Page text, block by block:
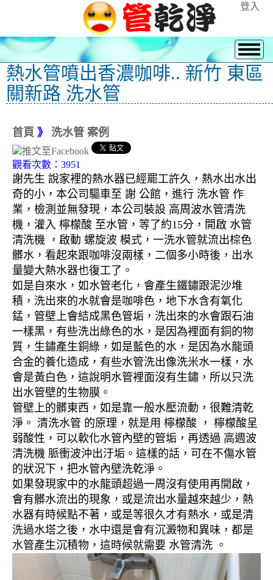
登入
熱水管噴出香濃咖啡.. 新竹 東區
關新路 洗水管
首頁 》 洗水管 案例
觀看次數：3951
謝先生 說家裡的熱水器已經罷工許久，熱水出水出
奇的小，本公司驅車至 謝 公館，進行 洗水管 作
業，檢測並無發現，本公司裝設 高周波水管清洗
機，灌入 檸檬酸 至水管，等了約15分，開啟 水管
清洗機 ，啟動 螺旋波 模式，一洗水管就流出棕色
髒水，看起來跟咖啡沒兩樣，二個多小時後，出水
量變大熱水器也復工了。
如是自來水，如水管老化，會產生鐵鏽跟泥沙堆
積，洗出來的水就會是咖啡色，地下水含有氧化
錳，管壁上會結成黑色管垢，洗出來的水會跟石油
一樣黑，有些洗出綠色的水，是因為裡面有銅的物
質，生鏽產生銅綠，如是藍色的水，是因為水龍頭
合金的養化造成，有些水管洗出像洗米水一樣，水
會是黃白色，這說明水管裡面沒有生鏽，所以只洗
出水管壁的生物膜。
管壁上的髒東西，如是靠一般水壓流動，很難清乾
淨。 清洗水管 的原理，就是用 檸檬酸 ， 檸檬酸呈
弱酸性，可以軟化水管內壁的管垢，再透過 高週波
清洗機 脈衝波沖出汙垢。這樣的話，可在不傷水管
的狀況下，把水管內壁洗乾淨。
如果發現家中的水龍頭超過一周沒有使用再開啟，
會有髒水流出的現象，或是流出水量越來越少，熱
水器有時候點不著，或是等很久才有熱水，或是清
洗過水塔之後，水中還是會有沉澱物和異味，都是
水管產生沉積物，這時候就需要 水管清洗 。